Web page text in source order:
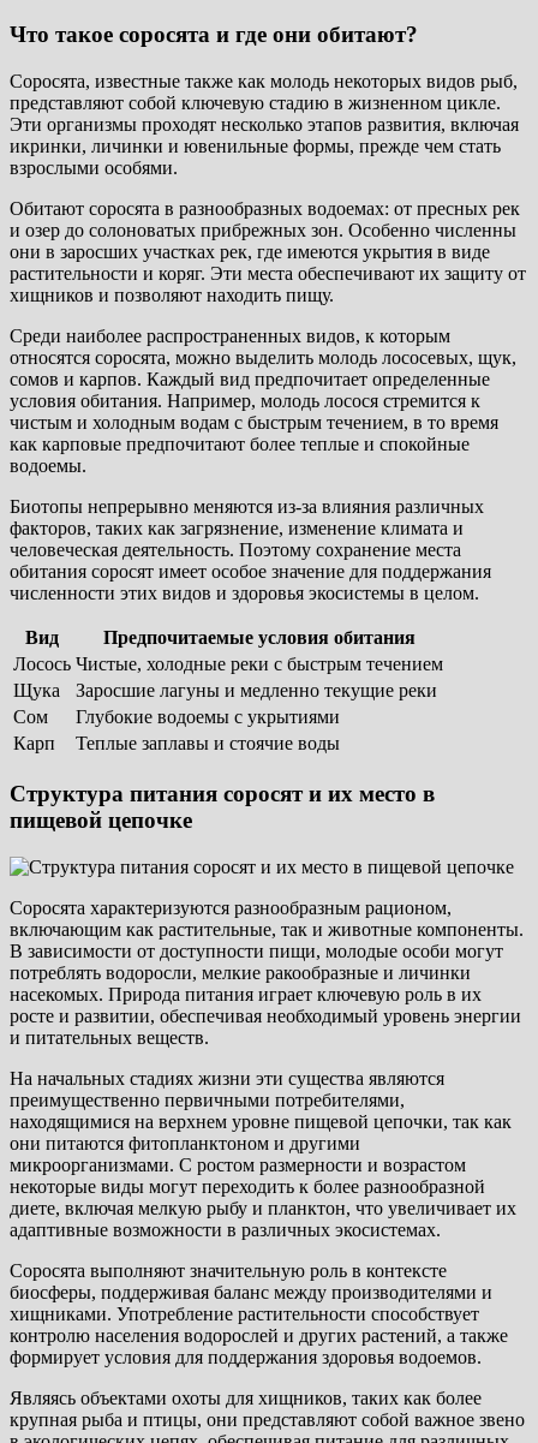
Что такое соросята и где они обитают?
Соросята, известные также как молодь некоторых видов рыб,
представляют собой ключевую стадию в жизненном цикле.
Эти организмы проходят несколько этапов развития, включая
икринки, личинки и ювенильные формы, прежде чем стать
взрослыми особями.
Обитают соросята в разнообразных водоемах: от пресных рек
и озер до солоноватых прибрежных зон. Особенно численны
они в заросших участках рек, где имеются укрытия в виде
растительности и коряг. Эти места обеспечивают их защиту от
хищников и позволяют находить пищу.
Среди наиболее распространенных видов, к которым
относятся соросята, можно выделить молодь лососевых, щук,
сомов и карпов. Каждый вид предпочитает определенные
условия обитания. Например, молодь лосося стремится к
чистым и холодным водам с быстрым течением, в то время
как карповые предпочитают более теплые и спокойные
водоемы.
Биотопы непрерывно меняются из-за влияния различных
факторов, таких как загрязнение, изменение климата и
человеческая деятельность. Поэтому сохранение места
обитания соросят имеет особое значение для поддержания
численности этих видов и здоровья экосистемы в целом.
Вид
Предпочитаемые условия обитания
Лосось Чистые, холодные реки с быстрым течением
Щука
Заросшие лагуны и медленно текущие реки
Сом
Глубокие водоемы с укрытиями
Карп
Теплые заплавы и стоячие воды
Структура питания соросят и их место в
пищевой цепочке
Соросята характеризуются разнообразным рационом,
включающим как растительные, так и животные компоненты.
В зависимости от доступности пищи, молодые особи могут
потреблять водоросли, мелкие ракообразные и личинки
насекомых. Природа питания играет ключевую роль в их
росте и развитии, обеспечивая необходимый уровень энергии
и питательных веществ.
На начальных стадиях жизни эти существа являются
преимущественно первичными потребителями,
находящимися на верхнем уровне пищевой цепочки, так как
они питаются фитопланктоном и другими
микроорганизмами. С ростом размерности и возрастом
некоторые виды могут переходить к более разнообразной
диете, включая мелкую рыбу и планктон, что увеличивает их
адаптивные возможности в различных экосистемах.
Соросята выполняют значительную роль в контексте
биосферы, поддерживая баланс между производителями и
хищниками. Употребление растительности способствует
контролю населения водорослей и других растений, а также
формирует условия для поддержания здоровья водоемов.
Являясь объектами охоты для хищников, таких как более
крупная рыба и птицы, они представляют собой важное звено